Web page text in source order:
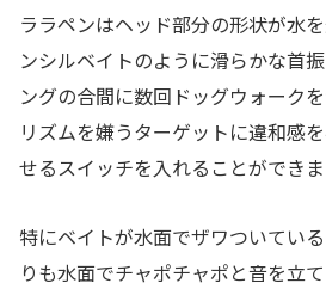
ララペンはヘッド部分の形状が水
ンシルベイトのように滑らかな首
ングの合間に数回ドッグウォーク
リズムを嫌うターゲットに違和感
せるスイッチを入れることができま
特にベイトが水面でザワついてい
りも水面でチャポチャポと音を立